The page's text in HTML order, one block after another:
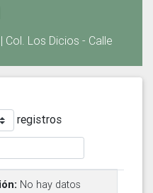
| Col. Los Dicios - Calle
registros
No hay datos